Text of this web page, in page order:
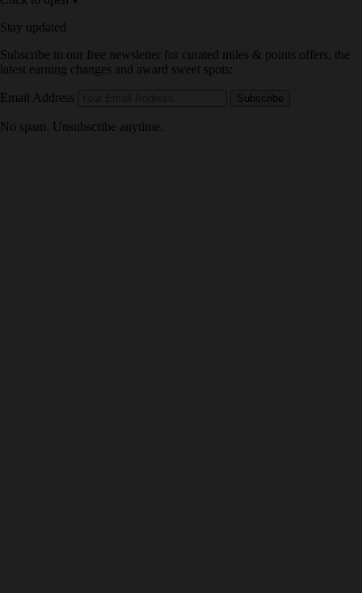
Stay updated
Subscribe to our free newsletter for curated miles & points offers, the
latest earning changes and award sweet spots:
Email Address Subscribe
No spam. Unsubscribe anytime.